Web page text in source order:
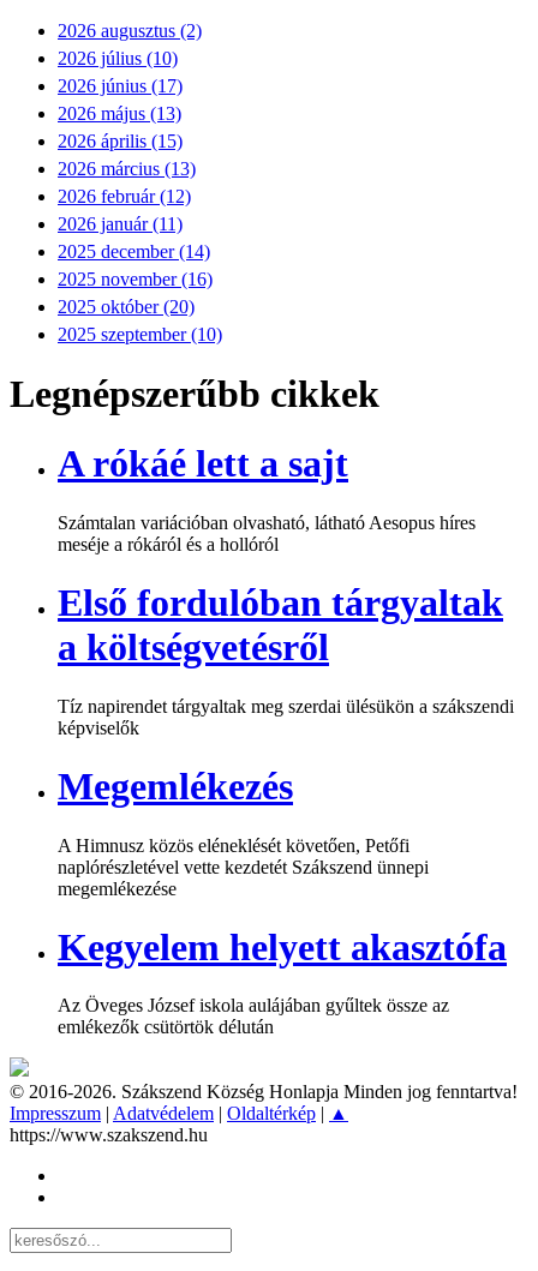
2026 augusztus (2)
2026 július (10)
2026 június (17)
2026 május (13)
2026 április (15)
2026 március (13)
2026 február (12)
2026 január (11)
2025 december (14)
2025 november (16)
2025 október (20)
2025 szeptember (10)
Legnépszerűbb cikkek
A rókáé lett a sajt
Számtalan variációban olvasható, látható Aesopus híres
meséje a rókáról és a hollóról
Első fordulóban tárgyaltak
a költségvetésről
Tíz napirendet tárgyaltak meg szerdai ülésükön a szákszendi
képviselők
Megemlékezés
A Himnusz közös eléneklését követően, Petőfi
naplórészletével vette kezdetét Szákszend ünnepi
megemlékezése
Kegyelem helyett akasztófa
Az Öveges József iskola aulájában gyűltek össze az
emlékezők csütörtök délután
© 2016-2026. Szákszend Község Honlapja Minden jog fenntartva!
Impresszum | Adatvédelem | Oldaltérkép | ▲
https://www.szakszend.hu